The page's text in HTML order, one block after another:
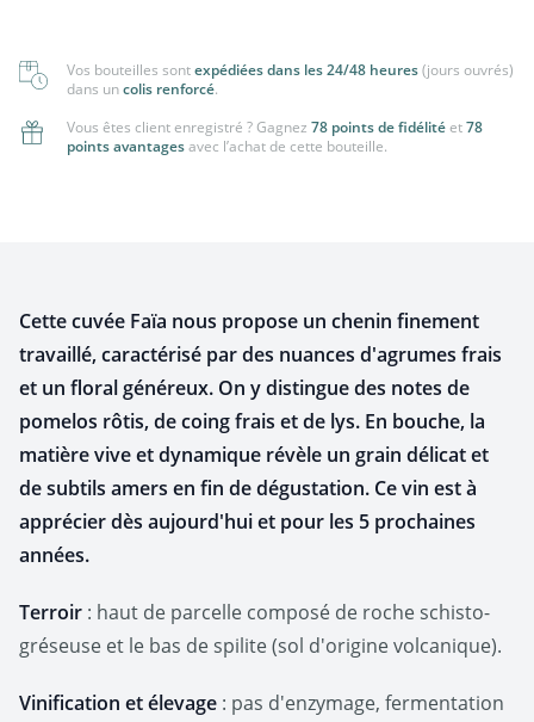
Vos bouteilles sontexpédiées dans les 24/48 heures(jours ouvrés)
dans uncolis renforcé.
Vous êtes client enregistré ? Gagnez 78 points de fidélité et78
points avantagesavec l’achat de cette bouteille.
Cette cuvée Faïa nous propose un chenin finement
travaillé, caractérisé par des nuances d'agrumes frais
et un floral généreux. On y distingue des notes de
pomelos rôtis, de coing frais et de lys. En bouche, la
matière vive et dynamique révèle un grain délicat et
de subtils amers en fin de dégustation. Ce vin est à
apprécier dès aujourd'hui et pour les 5 prochaines
années.
Terroir : haut de parcelle composé de roche schisto-
gréseuse et le bas de spilite (sol d'origine volcanique).
Vinification et élevage : pas d'enzymage, fermentation